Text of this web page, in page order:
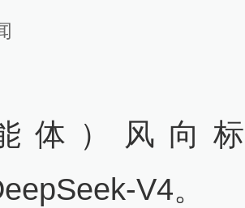
体）风向标
V4。